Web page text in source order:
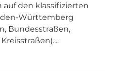
auf den klassifizierten
Württemberg
Bundesstraßen,